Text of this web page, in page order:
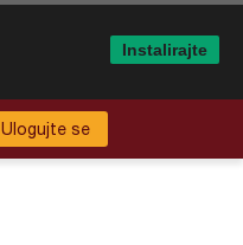
Ulogujte se
Instalirajte